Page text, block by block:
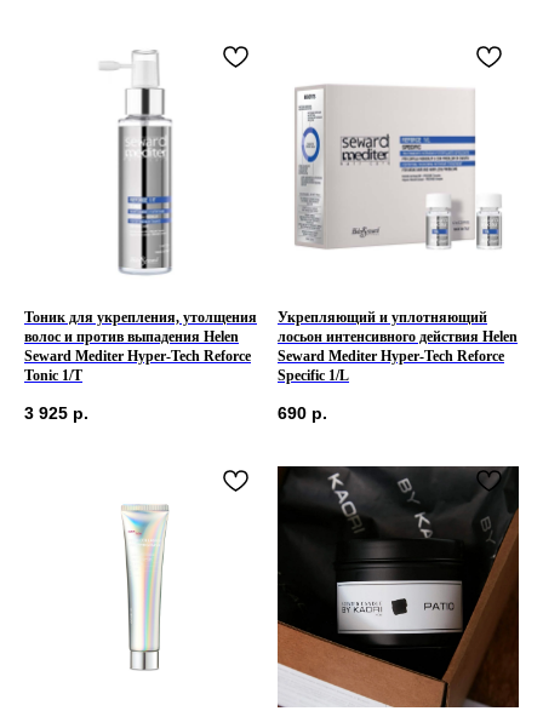
Тоник для укрепления, утолщения
волос и против выпадения Helen
Seward Mediter Hyper-Tech Reforce
Tonic 1/T
3 925 р.
Укрепляющий и уплотняющий
лосьон интенсивного действия Helen
Seward Mediter Hyper-Tech Reforce
Specific 1/L
690 р.